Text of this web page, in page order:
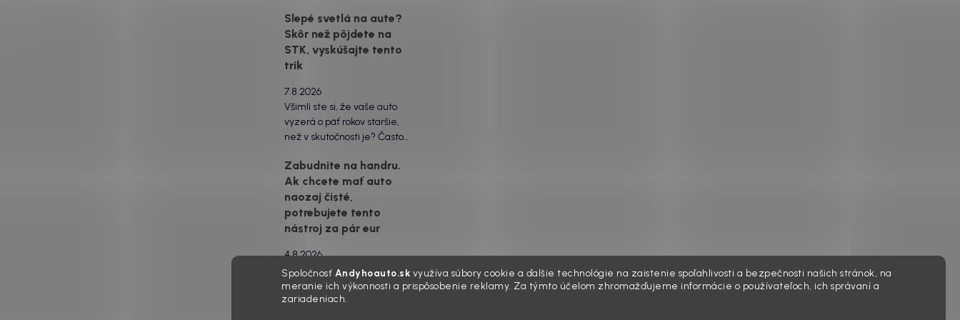
Spoločnosť Andyhoauto.sk využíva súbory cookie a ďalšie technológie na zaistenie spoľahlivosti a bezpečnosti našich stránok, na
meranie ich výkonnosti a prispôsobenie reklamy. Za týmto účelom zhromažďujeme informácie o používateľoch, ich správaní a
zariadeniach.
Slepé svetlá na aute?
Skôr než pôjdete na
STK, vyskúšajte tento
trik
7.8.2026
Všimli ste si, že vaše auto
vyzerá o päť rokov staršie,
než v skutočnosti je? Často
svetlomety. Ten mliečny,
drsný povrch nie je len
estetická vada. Keď slnko a soľ
urobia svoje, plexisklo začne
svetlo rozptyľovať namiesto
Zabudnite na handru.
Ak chcete mať auto
naozaj čisté,
potrebujete tento
nástroj za pár eur
4.8.2026
Poznáte ten moment. Vonku
svieti slnko, vy sedíte v
čerstvo „upratanom“ aute, no